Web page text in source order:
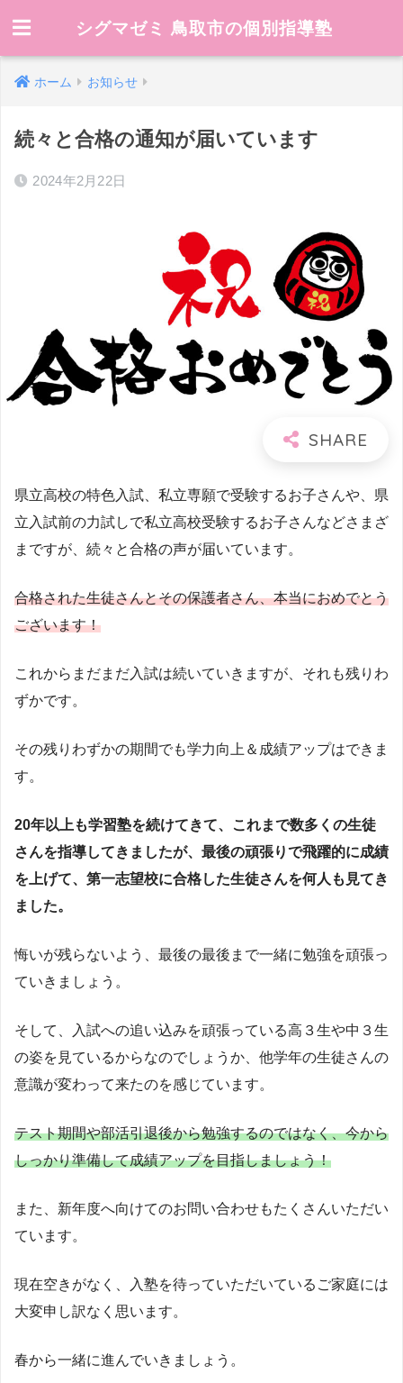
シグマゼミ 鳥取市の個別指導塾
ホーム お知らせ
続々と合格の通知が届いています
2024年2月22日
県立高校の特色入試、私立専願で受験するお子さんや、県
立入試前の力試しで私立高校受験するお子さんなどさまざ
まですが、続々と合格の声が届いています。
合格された生徒さんとその保護者さん、本当におめでとう
ございます！
これからまだまだ入試は続いていきますが、それも残りわ
ずかです。
その残りわずかの期間でも学力向上＆成績アップはできま
す。
20年以上も学習塾を続けてきて、これまで数多くの生徒
さんを指導してきましたが、最後の頑張りで飛躍的に成績
を上げて、第一志望校に合格した生徒さんを何人も見てき
ました。
悔いが残らないよう、最後の最後まで一緒に勉強を頑張っ
ていきましょう。
そして、入試への追い込みを頑張っている高３生や中３生
の姿を見ているからなのでしょうか、他学年の生徒さんの
意識が変わって来たのを感じています。
テスト期間や部活引退後から勉強するのではなく、今から
しっかり準備して成績アップを目指しましょう！
また、新年度へ向けてのお問い合わせもたくさんいただい
ています。
現在空きがなく、入塾を待っていただいているご家庭には
大変申し訳なく思います。
春から一緒に進んでいきましょう。